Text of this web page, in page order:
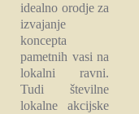
idealno orodje za
izvajanje
koncepta
pametnih vasi na
lokalni ravni.
Tudi številne
lokalne akcijske